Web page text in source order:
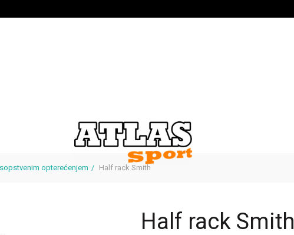
opterećenjem Half rack Smith
Half rack Smith